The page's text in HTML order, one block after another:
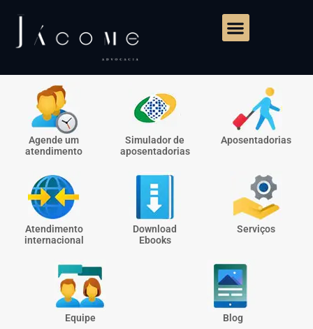
Agende um
atendimento
Simulador de
aposentadorias
Aposentadorias
Atendimento
internacional
Download
Ebooks
Serviços
Equipe Blog